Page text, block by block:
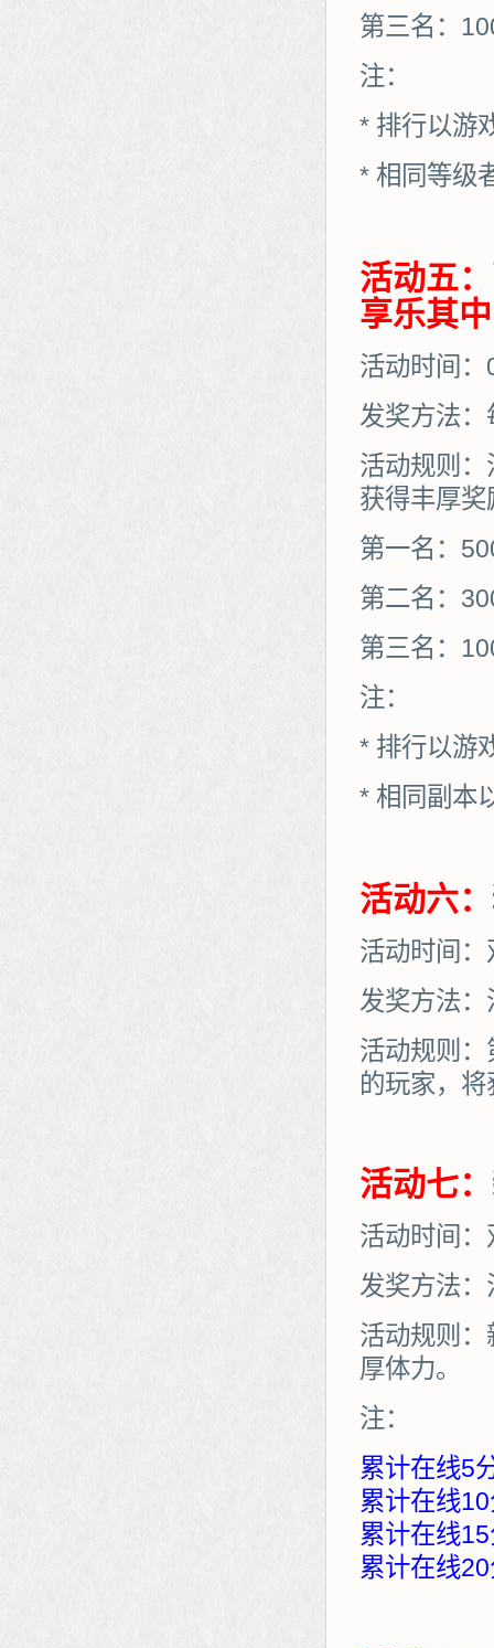
第三名：
注：
* 排行以游
* 相同等级
活动五
享乐其中
活动时间
发奖方法：
活动规则
获得丰厚
第一名：
第二名：
第三名：
注：
* 排行以游
* 相同副本
活动六
活动时间
发奖方法
活动规则
的玩家，
活动七
活动时间
发奖方法
活动规则
厚体力。
注：
累计在线5
累计在线
累计在线
累计在线